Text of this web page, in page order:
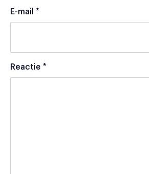
E-mail *
Reactie *